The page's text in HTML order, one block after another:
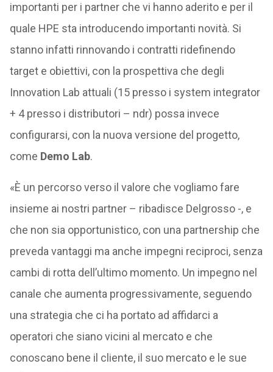
importanti per i partner che vi hanno aderito e per il
quale HPE sta introducendo importanti novità. Si
stanno infatti rinnovando i contratti ridefinendo
target e obiettivi, con la prospettiva che degli
Innovation Lab attuali (15 presso i system integrator
+ 4 presso i distributori – ndr) possa invece
configurarsi, con la nuova versione del progetto,
come Demo Lab.
«È un percorso verso il valore che vogliamo fare
insieme ai nostri partner – ribadisce Delgrosso -, e
che non sia opportunistico, con una partnership che
preveda vantaggi ma anche impegni reciproci, senza
cambi di rotta dell’ultimo momento. Un impegno nel
canale che aumenta progressivamente, seguendo
una strategia che ci ha portato ad affidarci a
operatori che siano vicini al mercato e che
conoscano bene il cliente, il suo mercato e le sue